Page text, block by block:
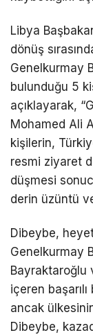
Libya
dönüş
Genelkurmay
bulunduğu 5
açıklayarak,
Mohamed Ali
kişilerin,
resmi ziyaret
düşmesi
derin üzüntü
Dibeybe,
Genelkurmay
Bayraktaroğlu
içeren
ancak
Dibeybe,